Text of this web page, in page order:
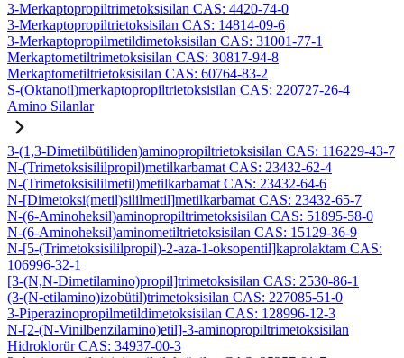
3-Merkaptopropiltrimetoksisilan CAS: 4420-74-0
3-Merkaptopropiltrietoksisilan CAS: 14814-09-6
3-Merkaptopropilmetildimetoksisilan CAS: 31001-77-1
Merkaptometiltrimetoksisilan CAS: 30817-94-8
Merkaptometiltrietoksisilan CAS: 60764-83-2
S-(Oktanoil)merkaptopropiltrietoksisilan CAS: 220727-26-4
Amino Silanlar
3-(1,3-Dimetilbütiliden)aminopropiltrietoksisilan CAS: 116229-43-7
N-(Trimetoksisililpropil)metilkarbamat CAS: 23432-62-4
N-(Trimetoksisililmetil)metilkarbamat CAS: 23432-64-6
N-[Dimetoksi(metil)sililmetil]metilkarbamat CAS: 23432-65-7
N-(6-Aminoheksil)aminopropiltrimetoksisilan CAS: 51895-58-0
N-(6-Aminoheksil)aminometiltrietoksisilan CAS: 15129-36-9
N-[5-(Trimetoksisililpropil)-2-aza-1-oksopentil]kaprolaktam CAS:
106996-32-1
[3-(N,N-Dimetilamino)propil]trimetoksisilan CAS: 2530-86-1
(3-(N-etilamino)izobütil)trimetoksisilan CAS: 227085-51-0
3-Piperazinopropilmetildimetoksisilan CAS: 128996-12-3
N-[2-(N-Vinilbenzilamino)etil]-3-aminopropiltrimetoksisilan
Hidroklorür CAS: 34937-00-3